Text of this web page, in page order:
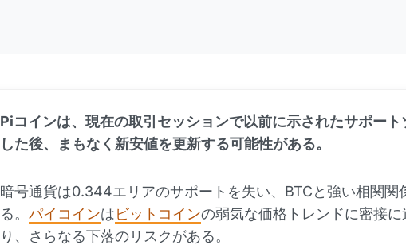
Piコインは、現在の取引セッションで以前に示されたサポート
した後、まもなく新安値を更新する可能性がある。
暗号通貨は0.344エリアのサポートを失い、BTCと強い相関関
る。 パイコインはビットコインの弱気な価格トレンドに密接に
り、さらなる下落のリスクがある。